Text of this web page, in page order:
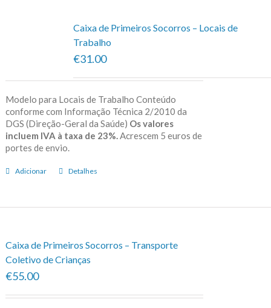
Caixa de Primeiros Socorros – Locais de
Trabalho
€31.00
Modelo para Locais de Trabalho Conteúdo
conforme com Informação Técnica 2/2010 da
DGS (Direção-Geral da Saúde) Os valores
incluem IVA à taxa de 23%. Acrescem 5 euros de
portes de envio.
Adicionar Detalhes
Caixa de Primeiros Socorros – Transporte
Coletivo de Crianças
€55.00